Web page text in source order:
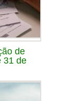
de
31 de